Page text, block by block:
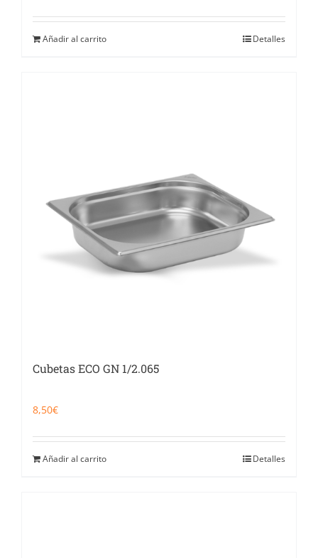
Añadir al carrito Detalles
Cubetas ECO GN 1/2.065
8,50€
Añadir al carrito Detalles